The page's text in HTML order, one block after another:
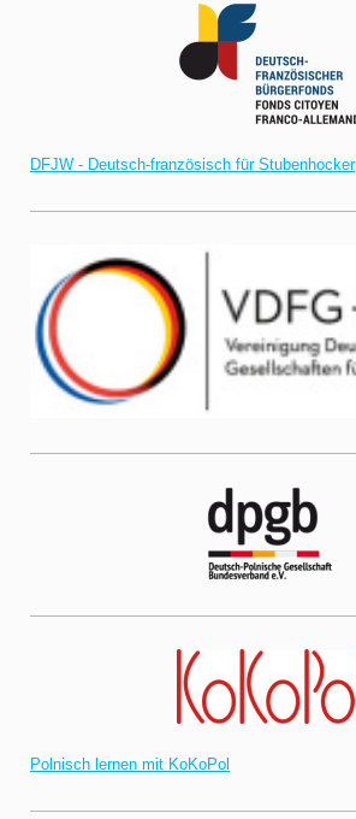
DFJW - Deutsch-französisch für Stubenhocker
Polnisch lernen mit KoKoPol